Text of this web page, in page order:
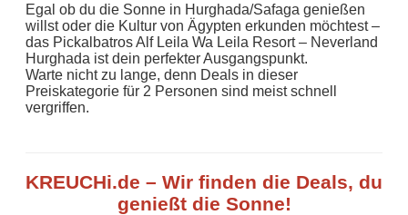
Egal ob du die Sonne in Hurghada/Safaga genießen
willst oder die Kultur von Ägypten erkunden möchtest –
das Pickalbatros Alf Leila Wa Leila Resort – Neverland
Hurghada ist dein perfekter Ausgangspunkt.
Warte nicht zu lange, denn Deals in dieser
Preiskategorie für 2 Personen sind meist schnell
vergriffen.
KREUCHi.de – Wir finden die Deals, du
genießt die Sonne!